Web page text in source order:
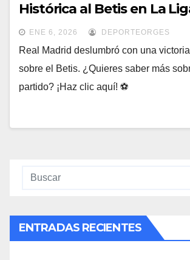
Histórica al Betis en La
ENE 6, 2026 DEPORTEORGES
Real Madrid deslumbró con una
sobre el Betis. ¿Quieres saber más
partido? ¡Haz clic aquí! ⚽
ENTRADAS RECIENTES